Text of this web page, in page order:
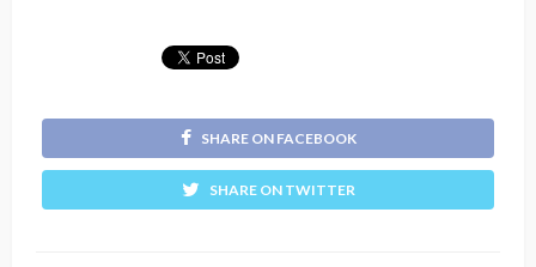
SHARE ON FACEBOOK
SHARE ON TWITTER